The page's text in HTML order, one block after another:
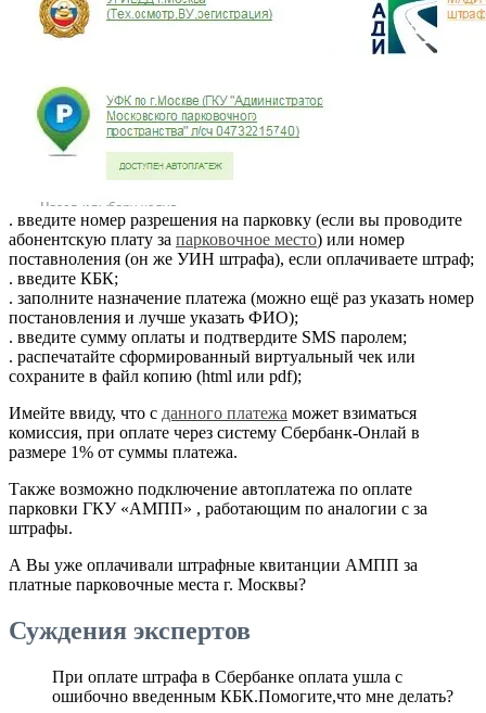
. введите номер разрешения на парковку (если вы проводите
абонентскую плату за парковочное место) или номер
поставноления (он же УИН штрафа), если оплачиваете штраф;
. введите КБК;
. заполните назначение платежа (можно ещё раз указать номер
постановления и лучше указать ФИО);
. введите сумму оплаты и подтвердите SMS паролем;
. распечатайте сформированный виртуальный чек или
сохраните в файл копию (html или pdf);
Имейте ввиду, что с данного платежа может взиматься
комиссия, при оплате через систему Сбербанк-Онлай в
размере 1% от суммы платежа.
Также возможно подключение автоплатежа по оплате
парковки ГКУ «АМПП» , работающим по аналогии с за
штрафы.
А Вы уже оплачивали штрафные квитанции АМПП за
платные парковочные места г. Москвы?
Суждения экспертов
При оплате штрафа в Сбербанке оплата ушла с
ошибочно введенным КБК.Помогите,что мне делать?